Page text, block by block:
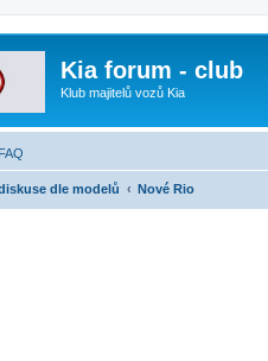
Kia forum - club
Klub majitelů vozů Kia
FAQ
dle modelů Nové Rio